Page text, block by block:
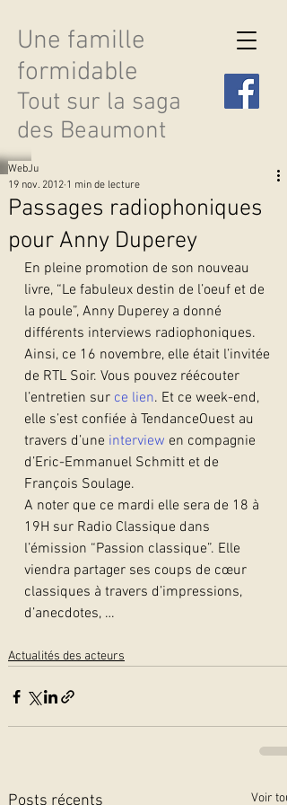
Une famille
formidable
Tout sur la saga
des Beaumont
Découvrir les saisons
Passages radiophoniques
pour Anny Duperey
WebJu
19 nov. 2012 1 min de lecture
En pleine promotion de son nouveau
livre, “Le fabuleux destin de l’oeuf et de
la poule”, Anny Duperey a donné
différents interviews radiophoniques.
Ainsi, ce 16 novembre, elle était l’invitée
de RTL Soir. Vous pouvez réécouter
l’entretien sur ce lien. Et ce week-end,
elle s’est confiée à TendanceOuest au
travers d’une interview en compagnie
d’Eric-Emmanuel Schmitt et de
François Soulage.
A noter que ce mardi elle sera de 18 à
19H sur Radio Classique dans
l’émission “Passion classique”. Elle
viendra partager ses coups de cœur
classiques à travers d’impressions,
d’anecdotes, …
Actualités des acteurs
Posts récents Voir tout